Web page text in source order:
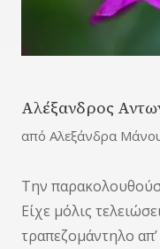
Αλέξανδρος
από Αλεξάνδρα
Την
Είχε μόλις
τραπεζομάντηλο